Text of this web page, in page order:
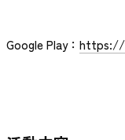
Google Play： https://